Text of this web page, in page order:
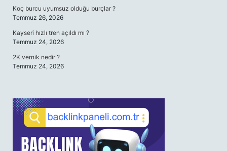
Koç burcu uyumsuz olduğu burçlar ?
Temmuz 26, 2026
Kayseri hızlı tren açıldı mı ?
Temmuz 24, 2026
2K vernik nedir ?
Temmuz 24, 2026